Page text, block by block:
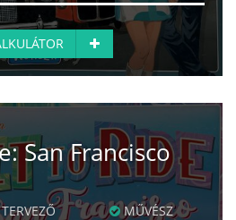
San Francisco
MŰVÉSZ